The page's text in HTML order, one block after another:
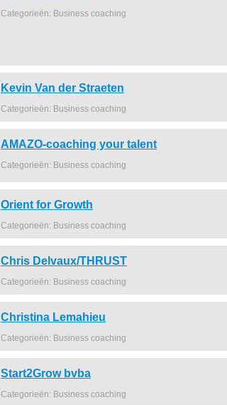
Categorieën: Business coaching
Kevin Van der Straeten
Categorieën: Business coaching
AMAZO-coaching your talent
Categorieën: Business coaching
Orient for Growth
Categorieën: Business coaching
Chris Delvaux/THRUST
Categorieën: Business coaching
Christina Lemahieu
Categorieën: Business coaching
Start2Grow bvba
Categorieën: Business coaching